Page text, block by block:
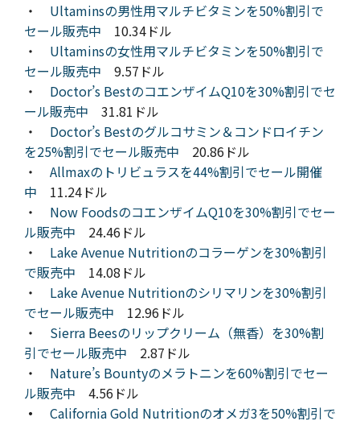
・ Ultaminsの男性用マルチビタミンを50%割引で
セール販売中 10.34ドル
・ Ultaminsの女性用マルチビタミンを50%割引で
セール販売中 9.57ドル
・ Doctor’s BestのコエンザイムQ10を30%割引でセ
ール販売中 31.81ドル
・ Doctor’s Bestのグルコサミン＆コンドロイチン
を25%割引でセール販売中 20.86ドル
・ Allmaxのトリビュラスを44%割引でセール開催
中 11.24ドル
・ Now FoodsのコエンザイムQ10を30%割引でセー
ル販売中 24.46ドル
・ Lake Avenue Nutritionのコラーゲンを30%割引
で販売中 14.08ドル
・ Lake Avenue Nutritionのシリマリンを30%割引
でセール販売中 12.96ドル
・ Sierra Beesのリップクリーム（無香）を30%割
引でセール販売中 2.87ドル
・ Nature’s Bountyのメラトニンを60%割引でセー
ル販売中 4.56ドル
・
California Gold Nutritionのオメガ3を50%割引で